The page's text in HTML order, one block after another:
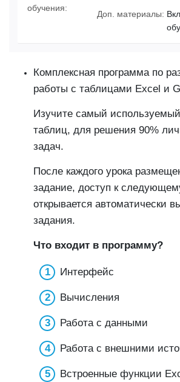
обучения:
Доп. материалы:
Комплексная программа по
работы с таблицами Excel и
Изучите самый
таблиц, для решения 90%
задач.
После каждого урока
задание, доступ к
открывается автоматически
задания.
Что входит в программу?
Интерфейс
Вычисления
Работа с данными
Работа с внешними
Встроенные функции